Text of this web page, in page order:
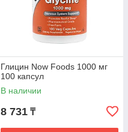
Глицин Now Foods 1000 мг
100 капсул
В наличии
8 731 ₸